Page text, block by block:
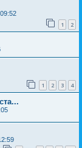
1 2
1 2 3 4